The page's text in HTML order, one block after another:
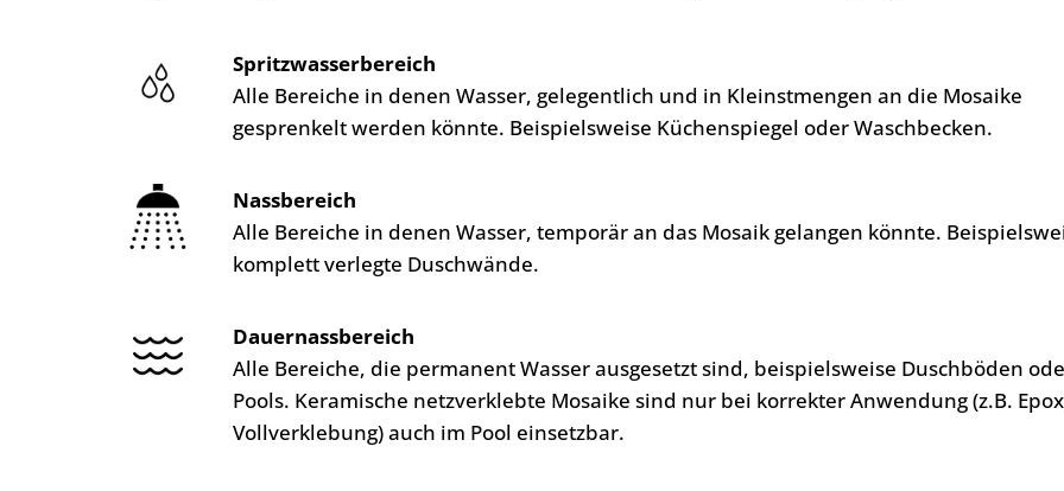
Spritzwasserbereich
Alle Bereiche in denen Wasser, gelegentlich und in Kleinstmengen an die Mosaike
gesprenkelt werden könnte. Beispielsweise Küchenspiegel oder Waschbecken.
Nassbereich
Alle Bereiche in denen Wasser, temporär an das Mosaik gelangen könnte.
komplett verlegte Duschwände.
Dauernassbereich
Alle Bereiche, die permanent Wasser ausgesetzt sind, beispielsweise Duschböden
Pools. Keramische netzverklebte Mosaike sind nur bei korrekter Anwendung (z.B.
Vollverklebung) auch im Pool einsetzbar.